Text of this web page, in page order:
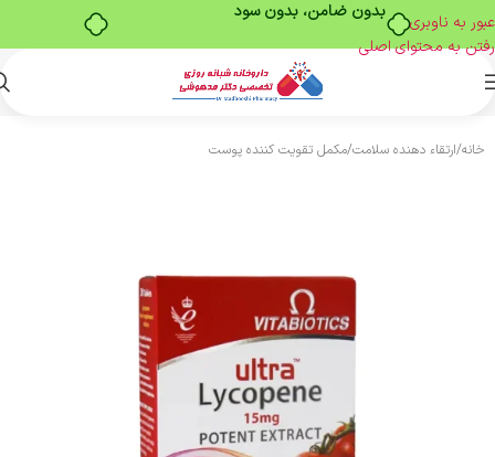
بدون ضامن، بدون سود
عبور به ناوبری
رفتن به محتوای اصلی
خانه/ارتقاء دهنده سلامت/مکمل تقویت کننده پوست